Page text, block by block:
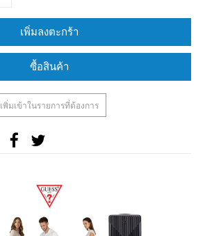
เพิ่มลงตะกร้า
ซื้อสินค้า
เพิ่มเข้าในรายการที่ต้องการ